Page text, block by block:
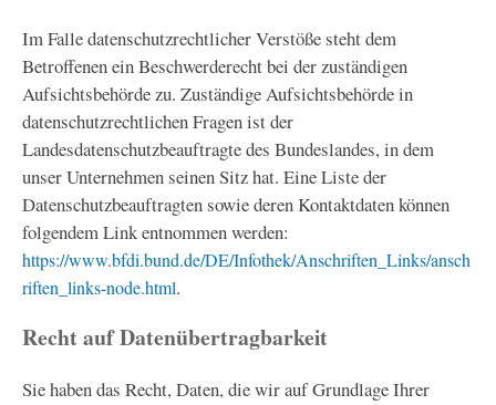
Im Falle datenschutzrechtlicher Verstöße steht dem
Betroffenen ein Beschwerderecht bei der zuständigen
Aufsichtsbehörde zu. Zuständige Aufsichtsbehörde in
datenschutzrechtlichen Fragen ist der
Landesdatenschutzbeauftragte des Bundeslandes, in dem
unser Unternehmen seinen Sitz hat. Eine Liste der
Datenschutzbeauftragten sowie deren Kontaktdaten können
folgendem Link entnommen werden:
https://www.bfdi.bund.de/DE/Infothek/Anschriften_Links/ansch
riften_links-node.html.
Recht auf Datenübertragbarkeit
Sie haben das Recht, Daten, die wir auf Grundlage Ihrer